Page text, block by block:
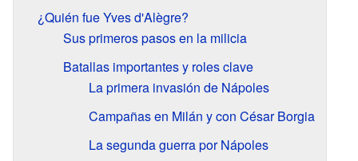
¿Quién fue Yves d'Alègre?
Sus primeros pasos en la milicia
Batallas importantes y roles clave
La primera invasión de Nápoles
Campañas en Milán y con César Borgia
La segunda guerra por Nápoles